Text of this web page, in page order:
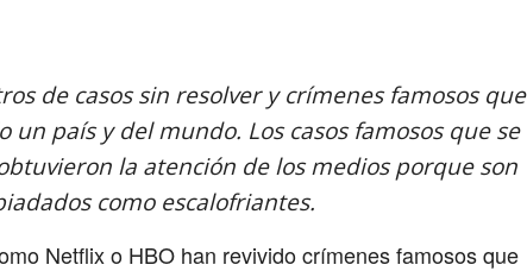
de casos sin resolver y crímenes famosos que
país y del mundo. Los casos famosos que se
la atención de los medios porque son
como escalofriantes.
Netflix o HBO han revivido crímenes famosos que